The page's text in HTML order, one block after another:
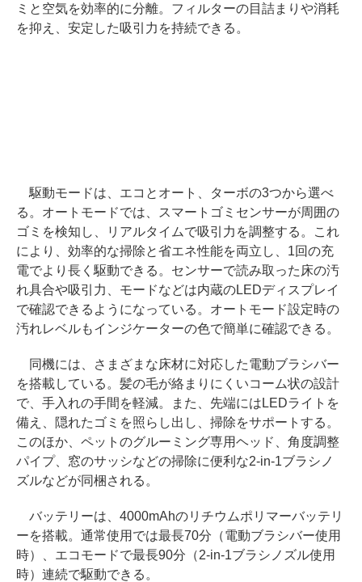
ミと空気を効率的に分離。フィルターの目詰まりや消耗
を抑え、安定した吸引力を持続できる。
駆動モードは、エコとオート、ターボの3つから選べ
る。オートモードでは、スマートゴミセンサーが周囲の
ゴミを検知し、リアルタイムで吸引力を調整する。これ
により、効率的な掃除と省エネ性能を両立し、1回の充
電でより長く駆動できる。センサーで読み取った床の汚
れ具合や吸引力、モードなどは内蔵のLEDディスプレイ
で確認できるようになっている。オートモード設定時の
汚れレベルもインジケーターの色で簡単に確認できる。
同機には、さまざまな床材に対応した電動ブラシバー
を搭載している。髪の毛が絡まりにくいコーム状の設計
で、手入れの手間を軽減。また、先端にはLEDライトを
備え、隠れたゴミを照らし出し、掃除をサポートする。
このほか、ペットのグルーミング専用ヘッド、角度調整
パイプ、窓のサッシなどの掃除に便利な2-in-1ブラシノ
ズルなどが同梱される。
バッテリーは、4000mAhのリチウムポリマーバッテリ
ーを搭載。通常使用では最長70分（電動ブラシバー使用
時）、エコモードで最長90分（2-in-1ブラシノズル使用
時）連続で駆動できる。